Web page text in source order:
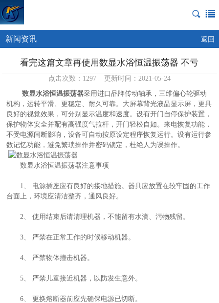
新闻资讯 返回
看完这篇文章再使用数显水浴恒温振荡器 不亏
点击次数：1297 更新时间：2021-05-24
数显水浴恒温振荡器采用进口品牌传动轴承，三维偏心轮驱动
机构，运转平滑、更稳定、耐久可靠。大屏幕背光液晶显示屏，更具
良好的视觉效果，可分别显示温度和速度。设有开门自停保护装置，
保护物体安全并配有高强度气拉杆，开门轻松自如。来电恢复功能，
不受电源间断影响，设备可自动按原设定程序恢复运行。设有运行参
数记忆功能，避免繁琐操作并密码锁定，杜绝人为误操作。
数显水浴恒温振荡器注意事项
1、 电源插座应有良好的接地措施。器具应放置在较牢固的工作
台面上，环境应清洁整齐，通风良好。
2、 使用结束后请清理机器，不能留有水滴、污物残留。
3、 严禁在正常工作的时候移动机器。
4、 严禁物体撞击机器。
5、 严禁儿童接近机器，以防发生意外。
6、 更换熔断器前应先确保电源已切断。